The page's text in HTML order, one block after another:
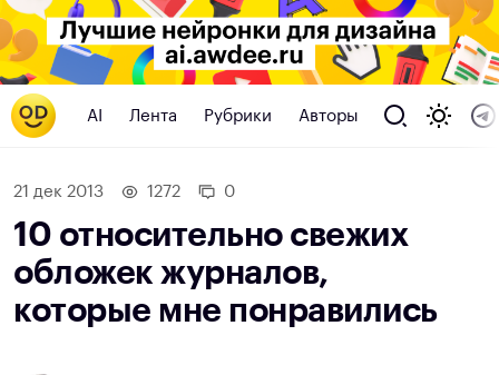
AI Лента Рубрики Авторы
21 дек 2013 1272 0
10 относительно свежих
обложек журналов,
которые мне понравились